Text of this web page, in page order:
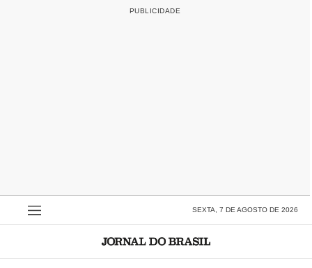
SEXTA, 7 DE AGOSTO DE 2026